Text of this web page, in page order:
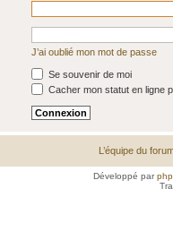
J’ai oublié mon mot de passe
Se souvenir de moi
Cacher mon statut en ligne
L’équipe du
Développé par